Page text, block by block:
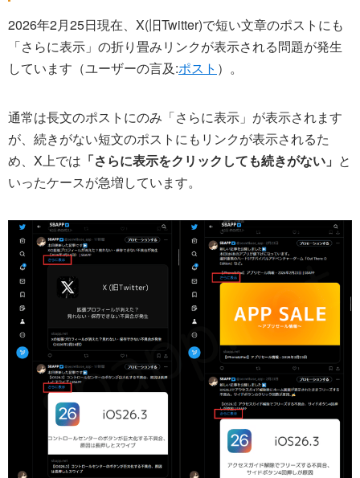
2026年2月25日現在、X(旧Twitter)で短い文章のポストにも
「さらに表示」の折り畳みリンクが表示される問題が発生
しています（ユーザーの言及:ポスト ）。
通常は長文のポストにのみ「さらに表示」が表示されます
が、続きがない短文のポストにもリンクが表示されるた
め、X上では 「さらに表示をクリックしても続きがない」 と
いったケースが急増しています。